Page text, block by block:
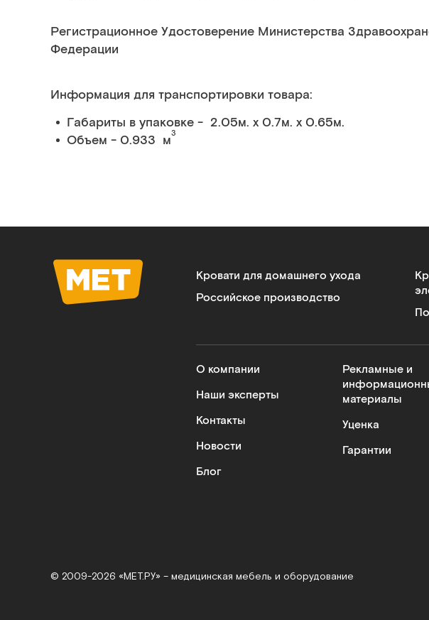
Регистрационное Удостоверение Министерства
Федерации
Информация для транспортировки товара:
Габариты в упаковке - 2.05м. x 0.7м. x 0.65м.
Объем - 0.933 м3
Кровати для домашнего ухода
Российское производство
О компании
Наши эксперты
Контакты
Новости
Блог
Рекламные и
материалы
Уценка
Гарантии
© 2009-2026 «МЕТ.РУ» – медицинская мебель и оборудование